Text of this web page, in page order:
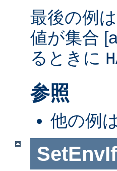
最後の例
値が集合
るときに
参照
他の例は